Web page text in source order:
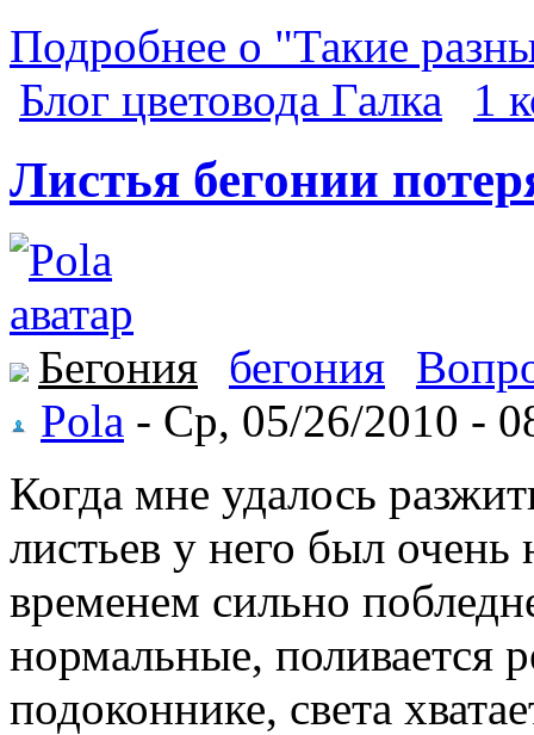
Подробнее о "Такие
Блог цветовода Галка
1
Листья бегонии
Бегония бегония
Pola - Ср, 05/26/2010 -
Когда мне удалось
листьев у него был
временем сильно
нормальные, поливается
подоконнике, света